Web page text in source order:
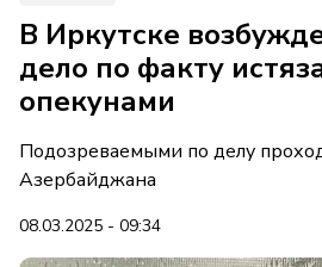
В Иркутске
дело по факту
опекунами
Подозреваемыми по делу
Азербайджана
08.03.2025 - 09:34